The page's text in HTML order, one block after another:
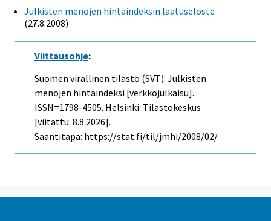
Julkisten menojen hintaindeksin laatuseloste
(27.8.2008)
Viittausohje:
Suomen virallinen tilasto (SVT): Julkisten
menojen hintaindeksi [verkkojulkaisu].
ISSN=1798-4505. Helsinki: Tilastokeskus
[viitattu: 8.8.2026].
Saantitapa: https://stat.fi/til/jmhi/2008/02/